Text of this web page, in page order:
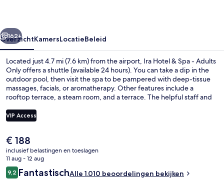
Only
Volgende
162+
OverzichtKamersLocatieBeleid
Located just 4.7 mi (7.6 km) from the airport, Ira Hotel & Spa - Adults
Only offers a shuttle (available 24 hours). You can take a dip in the
outdoor pool, then visit the spa to be pampered with deep-tissue
massages, facials, or aromatherapy. Other features include a
rooftop terrace, a steam room, and a terrace. The helpful staff and
VIP Access
De
huidige
prijs
is
€ 188
€ 188
inclusief belastingen en toeslagen
11 aug - 12 aug
Beoordelingen
9,29,2 op 10 –
FantastischAlle 1.010 beoordelingen bekijken